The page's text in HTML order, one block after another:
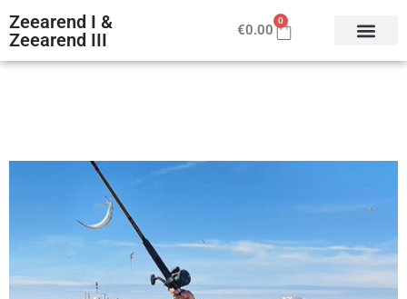
Zeearend I &
Zeearend III
€0.00
0